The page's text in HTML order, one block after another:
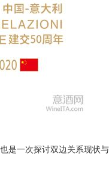
是一次探讨双边关系现状与